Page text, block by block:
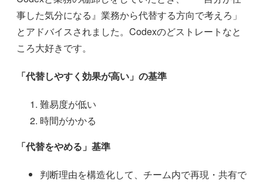
事した気分になる』業務から代替する方向で考えろ」
とアドバイスされました。Codexのどストレートなと
ころ大好きです。
「代替しやすく効果が高い」の基準
難易度が低い
時間がかかる
「代替をやめる」基準
判断理由を構造化して、チーム内で再現・共有で